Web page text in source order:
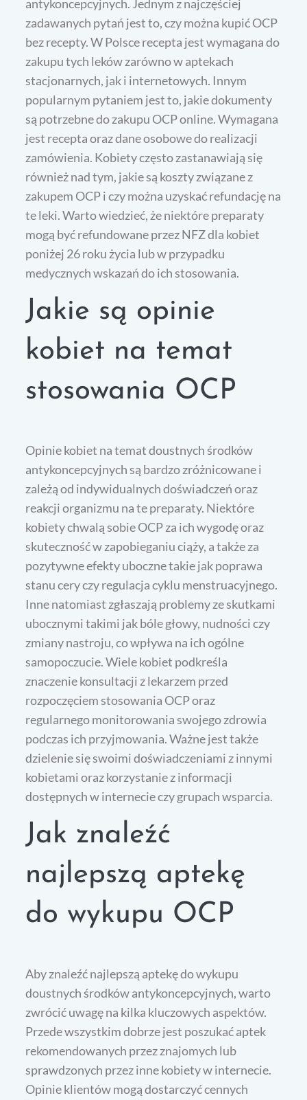
antykoncepcyjnych. Jednym z najczęściej
zadawanych pytań jest to, czy można kupić OCP
bez recepty. W Polsce recepta jest wymagana do
zakupu tych leków zarówno w aptekach
stacjonarnych, jak i internetowych. Innym
popularnym pytaniem jest to, jakie dokumenty
są potrzebne do zakupu OCP online. Wymagana
jest recepta oraz dane osobowe do realizacji
zamówienia. Kobiety często zastanawiają się
również nad tym, jakie są koszty związane z
zakupem OCP i czy można uzyskać refundację na
te leki. Warto wiedzieć, że niektóre preparaty
mogą być refundowane przez NFZ dla kobiet
poniżej 26 roku życia lub w przypadku
medycznych wskazań do ich stosowania.
Jakie są opinie
kobiet na temat
stosowania OCP
Opinie kobiet na temat doustnych środków
antykoncepcyjnych są bardzo zróżnicowane i
zależą od indywidualnych doświadczeń oraz
reakcji organizmu na te preparaty. Niektóre
kobiety chwalą sobie OCP za ich wygodę oraz
skuteczność w zapobieganiu ciąży, a także za
pozytywne efekty uboczne takie jak poprawa
stanu cery czy regulacja cyklu menstruacyjnego.
Inne natomiast zgłaszają problemy ze skutkami
ubocznymi takimi jak bóle głowy, nudności czy
zmiany nastroju, co wpływa na ich ogólne
samopoczucie. Wiele kobiet podkreśla
znaczenie konsultacji z lekarzem przed
rozpoczęciem stosowania OCP oraz
regularnego monitorowania swojego zdrowia
podczas ich przyjmowania. Ważne jest także
dzielenie się swoimi doświadczeniami z innymi
kobietami oraz korzystanie z informacji
dostępnych w internecie czy grupach wsparcia.
Jak znaleźć
najlepszą aptekę
do wykupu OCP
Aby znaleźć najlepszą aptekę do wykupu
doustnych środków antykoncepcyjnych, warto
zwrócić uwagę na kilka kluczowych aspektów.
Przede wszystkim dobrze jest poszukać aptek
rekomendowanych przez znajomych lub
sprawdzonych przez inne kobiety w internecie.
Opinie klientów mogą dostarczyć cennych